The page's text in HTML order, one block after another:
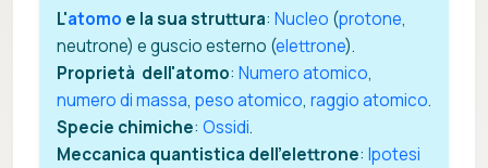
L'atomo e la sua struttura: Nucleo (protone,
neutrone) e guscio esterno (elettrone).
Proprietà dell'atomo: Numero atomico,
numero di massa, peso atomico, raggio atomico.
Specie chimiche: Ossidi.
Meccanica quantistica dell'elettrone: Ipotesi